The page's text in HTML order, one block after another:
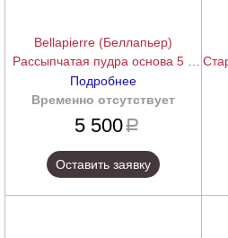
Bellapierre (Беллапьер)
Рассыпчатая пудра основа 5 в
одном с минералами SPF 15
(Loose Mineral Foundation 5 in
1), 9 г.
подробнее
Подробнее
Временно отсутствует
5 500a
Оставить заявку